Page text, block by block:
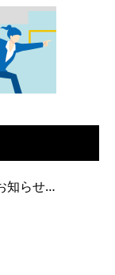
知らせ…